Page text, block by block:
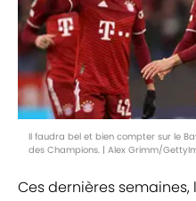
Il faudra bel et bien compter sur le
des Champions. | Alex Grimm/
Ces dernières